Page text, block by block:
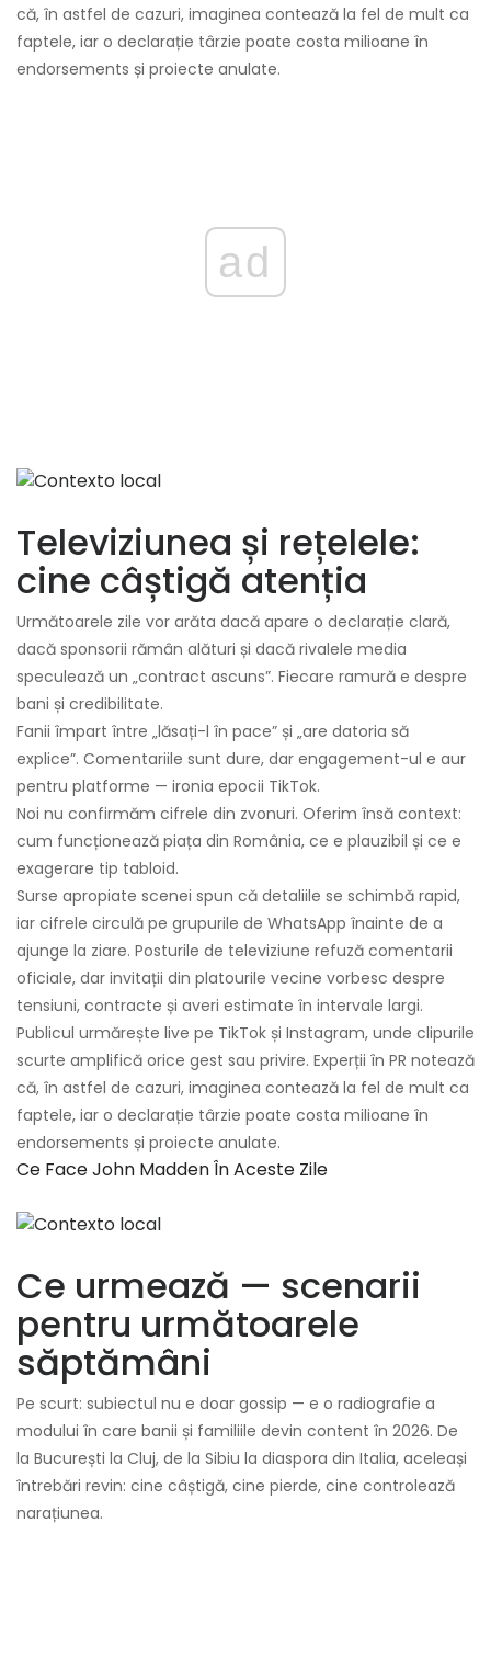
că, în astfel de cazuri, imaginea contează la fel de mult ca
faptele, iar o declarație târzie poate costa milioane în
endorsements și proiecte anulate.
ad
Televiziunea și rețelele:
cine câștigă atenția
Următoarele zile vor arăta dacă apare o declarație clară,
dacă sponsorii rămân alături și dacă rivalele media
speculează un „contract ascuns”. Fiecare ramură e despre
bani și credibilitate.
Fanii împart între „lăsați-l în pace” și „are datoria să
explice”. Comentariile sunt dure, dar engagement-ul e aur
pentru platforme — ironia epocii TikTok.
Noi nu confirmăm cifrele din zvonuri. Oferim însă context:
cum funcționează piața din România, ce e plauzibil și ce e
exagerare tip tabloid.
Surse apropiate scenei spun că detaliile se schimbă rapid,
iar cifrele circulă pe grupurile de WhatsApp înainte de a
ajunge la ziare. Posturile de televiziune refuză comentarii
oficiale, dar invitații din platourile vecine vorbesc despre
tensiuni, contracte și averi estimate în intervale largi.
Publicul urmărește live pe TikTok și Instagram, unde clipurile
scurte amplifică orice gest sau privire. Experții în PR notează
că, în astfel de cazuri, imaginea contează la fel de mult ca
faptele, iar o declarație târzie poate costa milioane în
endorsements și proiecte anulate.
Ce Face John Madden În Aceste Zile
Ce urmează — scenarii
pentru următoarele
săptămâni
Pe scurt: subiectul nu e doar gossip — e o radiografie a
modului în care banii și familiile devin content în 2026. De
la București la Cluj, de la Sibiu la diaspora din Italia, aceleași
întrebări revin: cine câștigă, cine pierde, cine controlează
narațiunea.